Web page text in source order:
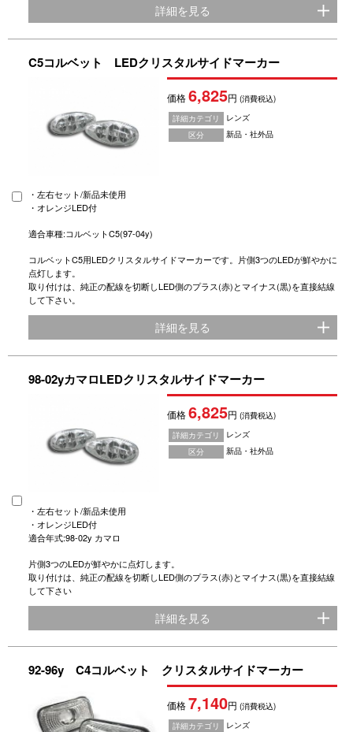
詳細を見る
C5コルベット LEDクリスタルサイドマーカー
価格6,825円(消費税込)
詳細カテゴリ
レンズ
区分
新品・社外品
・左右セット/新品未使用
・オレンジLED付
適合車種:コルベットC5(97-04y)
コルベットC5用LEDクリスタルサイドマーカーです。片側3つのLEDが鮮やかに
点灯します。
取り付けは、純正の配線を切断しLED側のプラス(赤)とマイナス(黒)を直接結線
して下さい。
詳細を見る
98-02yカマロLEDクリスタルサイドマーカー
価格6,825円(消費税込)
詳細カテゴリ
レンズ
区分
新品・社外品
・左右セット/新品未使用
・オレンジLED付
適合年式:98-02y カマロ
片側3つのLEDが鮮やかに点灯します。
取り付けは、純正の配線を切断しLED側のプラス(赤)とマイナス(黒)を直接結線
して下さい
詳細を見る
92-96y C4コルベット クリスタルサイドマーカー
価格7,140円(消費税込)
詳細カテゴリ
レンズ